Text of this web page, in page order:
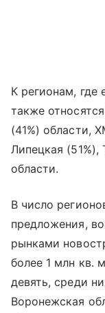
К регионам, где
также
(41%) области,
Липецкая (51%),
области.
В число
предложения,
рынками
более 1 млн кв.
девять, среди
Воронежская